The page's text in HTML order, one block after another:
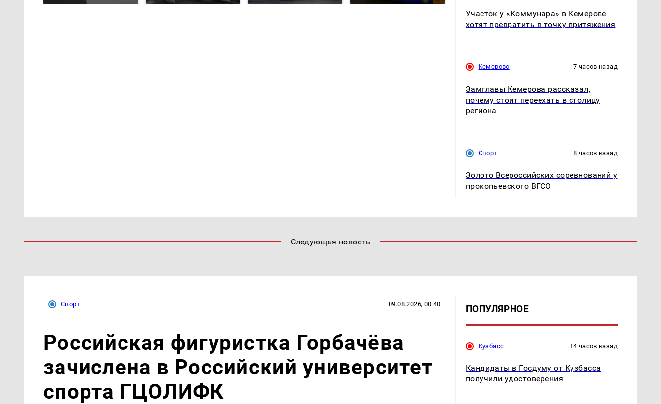
Участок у «Коммунара» в Кемерове
хотят превратить в точку притяжения
Кемерово 7 часов назад
Замглавы Кемерова рассказал,
почему стоит переехать в столицу
региона
Спорт 8 часов назад
Золото Всероссийских соревнований у
прокопьевского ВГСО
Следующая новость
Спорт 09.08.2026, 00:40
Российская фигуристка Горбачёва
зачислена в Российский университет
спорта ГЦОЛИФК
ПОПУЛЯРНОЕ
Кузбасс 14 часов назад
Кандидаты в Госдуму от Кузбасса
получили удостоверения